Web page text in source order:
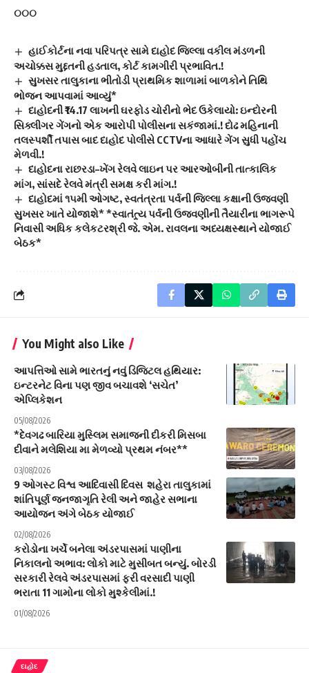
૦૦૦
હાઈકોર્ટના નવા પરિપત્ર સામે દાહોદ જિલ્લા વકીલ મંડળની
અચોક્કસ મુદ્દતની હડતાલ, કોર્ટ કામગીરી પ્રભાવિત.!
સુખસર તાલુકાના ભીતોડી પ્રાથમિક શાળામાં બાળકોને તિથિ
ભોજન આપવામાં આવ્યું*
દાહોદની ₹14.17 લાખની ઘરફોડ ચોરીનો ભેદ ઉકેલાયો: ઇન્દોરની
સિક્લીગર ગેંગનો એક આરોપી પોલીસના સકંજામાં.! દોઢ મહિનાની
તલસ્પર્શી તપાસ બાદ દાહોદ પોલીસે CCTVના આધારે ગેંગ સુધી પહોંચ
મેળવી.!
દાહોદના રાછરડા–ખેંગ રેલવે લાઇન પર આરઓબીની તાત્કાલિક
માંગ, સાંસદે રેલવે મંત્રી સમક્ષ કરી માંગ.!
દાહોદમાં ૧૫મી ઓગષ્ટ, સ્વતંત્રતા પર્વની જિલ્લા કક્ષાની ઉજવણી
સુખસર ખાતે યોજાશે* *સ્વાતંત્ર્ય પર્વની ઉજવણીની તૈયારીના ભાગરૂપે
નિવાસી અધિક કલેકટરશ્રી જે. એમ. રાવલના અધ્યક્ષસ્થાને યોજાઈ
બેઠક*
You Might also Like
આપત્તિઓ સામે ભારતનું નવું ડિજિટલ હથિયાર:
ઇન્ટરનેટ વિના પણ જીવ બચાવશે ‘સચેત’
એપ્લિકેશન
05/08/2026
*દેવગઢ બારિયા મુસ્લિમ સમાજની દીકરી મિસબા
દીવાને મલેશિયા મા મેળવ્યો પ્રથમ નંબર**
03/08/2026
9 ઓગસ્ટ વિશ્વ આદિવાસી દિવસ શહેરા તાલુકામાં
શાંતિપૂર્ણ જનજાગૃતિ રેલી અને જાહેર સભાના
આયોજન અંગે બેઠક યોજાઈ
02/08/2026
કરોડોના ખર્ચે બનેલા અંડરપાસમાં પાણીના
નિકાલનો અભાવ: લોકો માટે મુસીબત બન્યું. બોરડી
સરકારી રેલવે અંડરપાસમાં ફરી વરસાદી પાણી
ભરાતા 11 ગામોના લોકો મુશ્કેલીમાં.!
01/08/2026
દાહોદ